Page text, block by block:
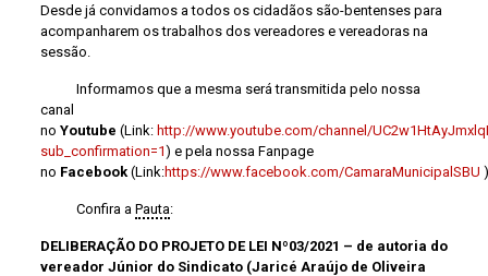
Desde já convidamos a todos os cidadãos são-bentenses para
acompanharem os trabalhos dos vereadores e vereadoras na
sessão.
Informamos que a mesma será transmitida pelo nossa
canal
no Youtube (Link: http://www.youtube.com/channel/
sub_confirmation=1) e pela nossa Fanpage
no Facebook (Link:https://www.facebook.com/CamaraMunicipalSBU
Confira a Pauta:
DELIBERAÇÃO DO PROJETO DE LEI Nº03/2021 – de autoria do
vereador Júnior do Sindicato (Jaricé Araújo de Oliveira